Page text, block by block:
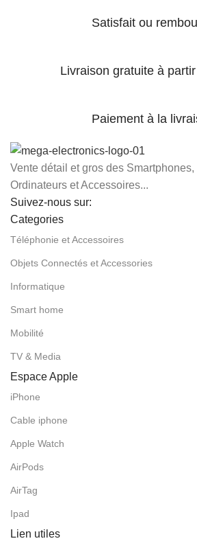
Satisfait ou
Livraison gratuite à
Paiement à la
Vente détail et gros des Smartphones,
Ordinateurs et Accessoires...
Suivez-nous sur:
Categories
Téléphonie et Accessoires
Objets Connectés et Accessories
Informatique
Smart home
Mobilité
TV & Media
Espace Apple
iPhone
Cable iphone
Apple Watch
AirPods
AirTag
Ipad
Lien utiles